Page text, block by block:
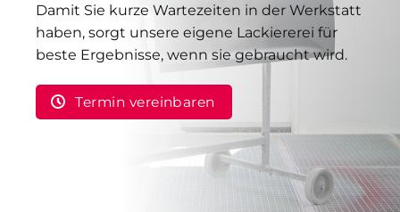
Damit Sie kurze Wartezeiten in der Werkstatt
haben, sorgt unsere eigene Lackiererei für
beste Ergebnisse, wenn sie gebraucht wird.
Termin vereinbaren